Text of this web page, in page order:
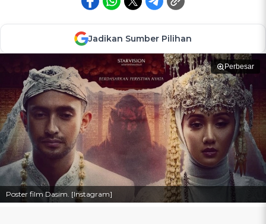
Jadikan Sumber Pilihan
Perbesar
Poster film Dasim. [Instagram]